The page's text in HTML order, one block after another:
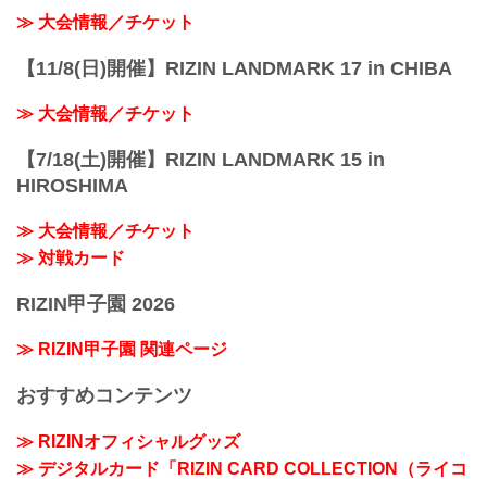
≫ 大会情報／チケット
【11/8(日)開催】RIZIN LANDMARK 17 in CHIBA
≫ 大会情報／チケット
【7/18(土)開催】RIZIN LANDMARK 15 in
HIROSHIMA
≫ 大会情報／チケット
≫ 対戦カード
RIZIN甲子園 2026
≫ RIZIN甲子園 関連ページ
おすすめコンテンツ
≫ RIZINオフィシャルグッズ
≫ デジタルカード「RIZIN CARD COLLECTION（ライコ